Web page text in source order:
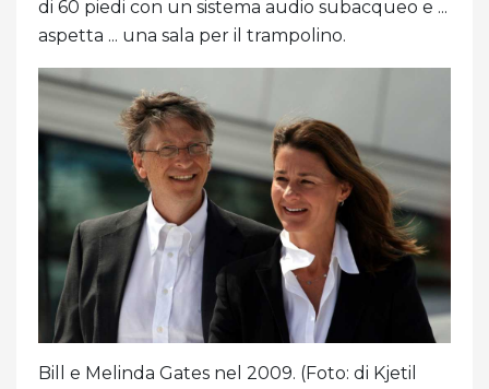
di 60 piedi con un sistema audio subacqueo e ...
aspetta ... una sala per il trampolino.
Bill e Melinda Gates nel 2009. (Foto: di Kjetil